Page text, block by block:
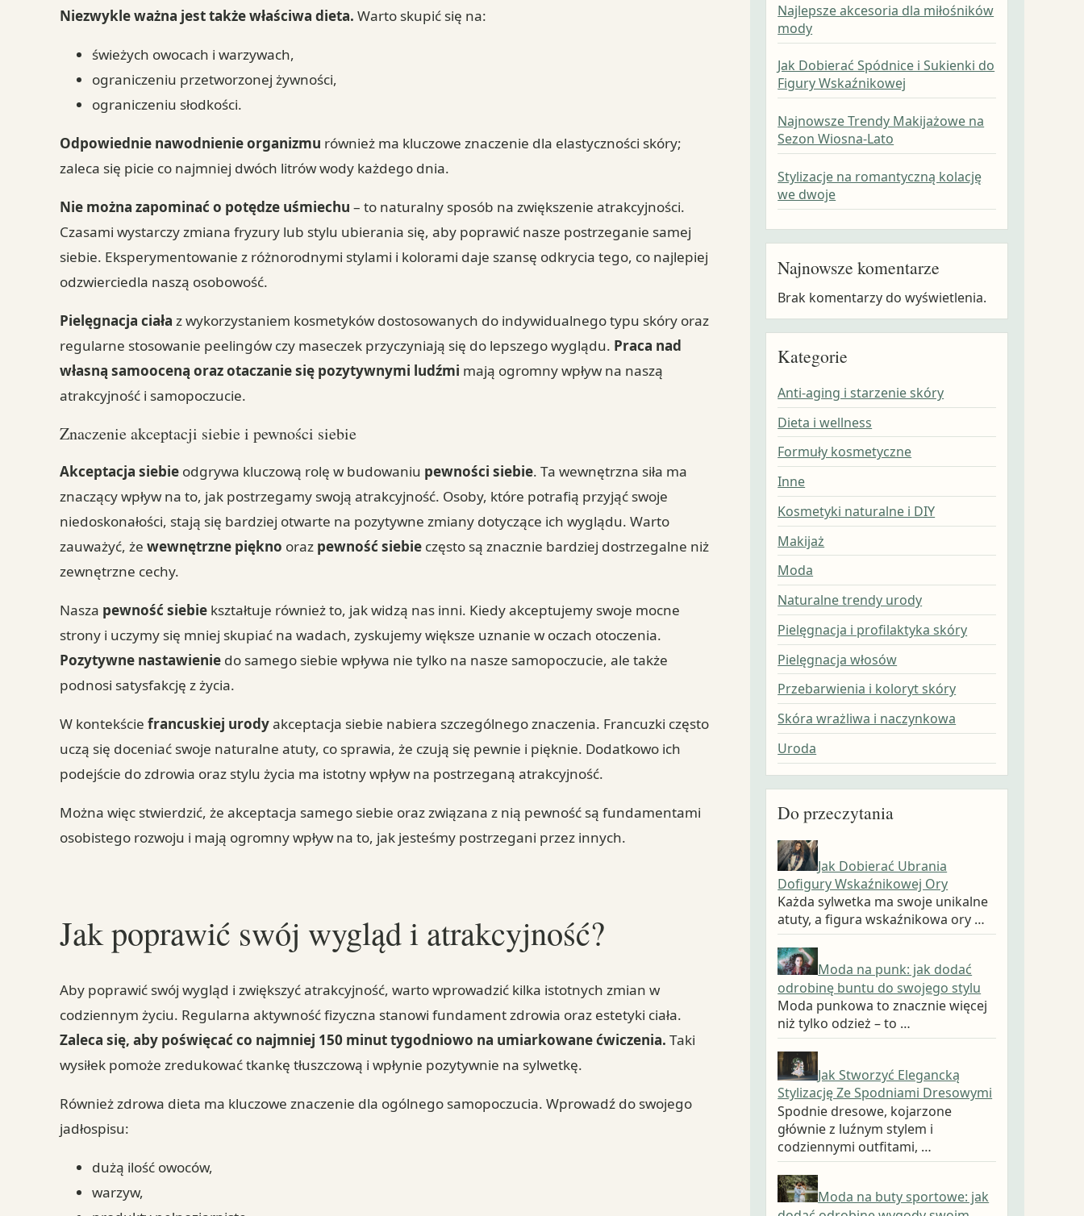
Niezwykle ważna jest także właściwa dieta. Warto skupić się na:
świeżych owocach i warzywach,
ograniczeniu przetworzonej żywności,
ograniczeniu słodkości.
Odpowiednie nawodnienie organizmu również ma kluczowe znaczenie dla elastyczności skóry;
zaleca się picie co najmniej dwóch litrów wody każdego dnia.
Nie można zapominać o potędze uśmiechu – to naturalny sposób na zwiększenie atrakcyjności.
Czasami wystarczy zmiana fryzury lub stylu ubierania się, aby poprawić nasze postrzeganie samej
siebie. Eksperymentowanie z różnorodnymi stylami i kolorami daje szansę odkrycia tego, co najlepiej
odzwierciedla naszą osobowość.
Pielęgnacja ciała z wykorzystaniem kosmetyków dostosowanych do indywidualnego typu skóry oraz
regularne stosowanie peelingów czy maseczek przyczyniają się do lepszego wyglądu. Praca nad
własną samooceną oraz otaczanie się pozytywnymi ludźmi mają ogromny wpływ na naszą
atrakcyjność i samopoczucie.
Znaczenie akceptacji siebie i pewności siebie
Akceptacja siebie odgrywa kluczową rolę w budowaniu pewności siebie. Ta wewnętrzna siła ma
znaczący wpływ na to, jak postrzegamy swoją atrakcyjność. Osoby, które potrafią przyjąć swoje
niedoskonałości, stają się bardziej otwarte na pozytywne zmiany dotyczące ich wyglądu. Warto
zauważyć, żewewnętrzne piękno oraz pewność siebie często są znacznie bardziej dostrzegalne niż
zewnętrzne cechy.
Nasza pewność siebie kształtuje również to, jak widzą nas inni. Kiedy akceptujemy swoje mocne
strony i uczymy się mniej skupiać na wadach, zyskujemy większe uznanie w oczach otoczenia.
Pozytywne nastawienie do samego siebie wpływa nie tylko na nasze samopoczucie, ale także
podnosi satysfakcję z życia.
W kontekściefrancuskiej urodyakceptacja siebie nabiera szczególnego znaczenia. Francuzki często
uczą się doceniać swoje naturalne atuty, co sprawia, że czują się pewnie i pięknie. Dodatkowo ich
podejście do zdrowia oraz stylu życia ma istotny wpływ na postrzeganą atrakcyjność.
Można więc stwierdzić, że akceptacja samego siebie oraz związana z nią pewność są fundamentami
osobistego rozwoju i mają ogromny wpływ na to, jak jesteśmy postrzegani przez innych.
Jak poprawić swój wygląd i atrakcyjność?
Aby poprawić swój wygląd i zwiększyć atrakcyjność, warto wprowadzić kilka istotnych zmian w
codziennym życiu. Regularna aktywność fizyczna stanowi fundament zdrowia oraz estetyki ciała.
Zaleca się, aby poświęcać co najmniej 150 minut tygodniowo na umiarkowane ćwiczenia. Taki
wysiłek pomoże zredukować tkankę tłuszczową i wpłynie pozytywnie na sylwetkę.
Również zdrowa dieta ma kluczowe znaczenie dla ogólnego samopoczucia. Wprowadź do swojego
jadłospisu:
dużą ilość owoców,
warzyw,
Najlepsze akcesoria dla miłośników
mody
Jak Dobierać Spódnice i Sukienki do
Figury Wskaźnikowej
Najnowsze Trendy Makijażowe na
Sezon Wiosna-Lato
Stylizacje na romantyczną kolację
we dwoje
Najnowsze komentarze
Brak komentarzy do wyświetlenia.
Kategorie
Anti-aging i starzenie skóry
Dieta i wellness
Formuły kosmetyczne
Inne
Kosmetyki naturalne i DIY
Makijaż
Moda
Naturalne trendy urody
Pielęgnacja i profilaktyka skóry
Pielęgnacja włosów
Przebarwienia i koloryt skóry
Skóra wrażliwa i naczynkowa
Uroda
Do przeczytania
Jak Dobierać Ubrania
Dofigury Wskaźnikowej Ory
Każda sylwetka ma swoje unikalne
atuty, a figura wskaźnikowa ory …
Moda na punk: jak dodać
odrobinę buntu do swojego stylu
Moda punkowa to znacznie więcej
niż tylko odzież – to …
Jak Stworzyć Elegancką
Stylizację Ze Spodniami Dresowymi
Spodnie dresowe, kojarzone
głównie z luźnym stylem i
codziennymi outfitami, …
Moda na buty sportowe: jak